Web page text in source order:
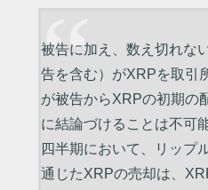
被告に加え、数え切れな
告を含む）がXRPを取引
が被告からXRPの初期の
に結論づけることは不可
四半期において、リップ
通じたXRPの売却は、